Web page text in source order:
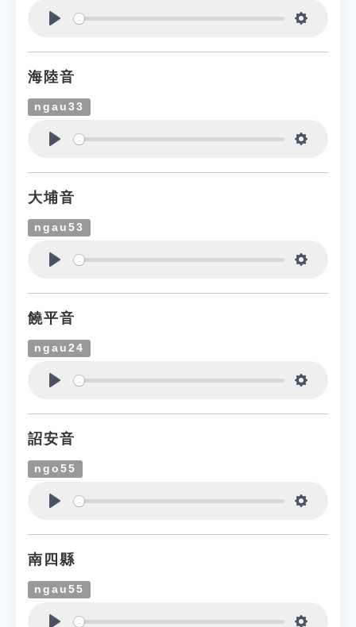
海陸音
ngau33
大埔音
ngau53
饒平音
ngau24
詔安音
ngo55
南四縣
ngau55